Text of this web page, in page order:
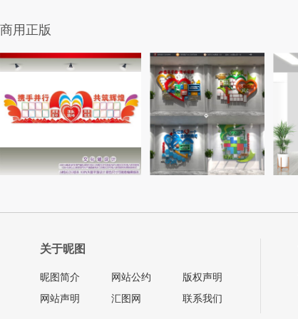
商用正版
关于昵图
昵图简介
网站声明
网站公约
汇图网
版权声明
联系我们